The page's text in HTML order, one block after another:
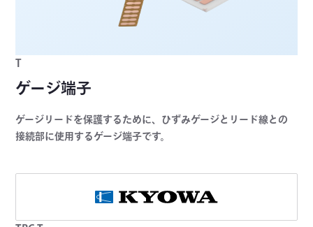
T
ゲージ端子
ゲージリードを保護するために、ひずみゲージとリード線との
接続部に使用するゲージ端子です。